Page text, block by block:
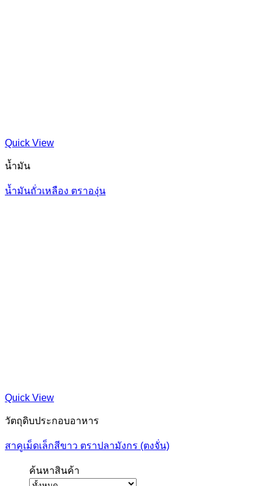
Quick View
น้ำมัน
น้ำมันถั่วเหลือง ตราองุ่น
Quick View
วัตถุดิบประกอบอาหาร
สาคูเม็ดเล็กสีขาว ตราปลามังกร (ตงจั่น)
ค้นหาสินค้า